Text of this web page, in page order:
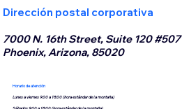
Dirección postal corporativa
7000 N. 16th Street, Suite 120 #507
Phoenix, Arizona, 85020
Horario de atención
Lunes a viernes 9:00 a 18:00 (hora estándar de la montaña)